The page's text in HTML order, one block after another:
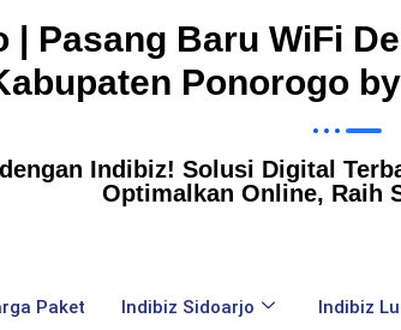
| Pasang Baru WiFi
Ponorogo
Indibiz! Solusi Digital
Optimalkan Online, Raih
Paket Indibiz Sidoarjo Indibiz